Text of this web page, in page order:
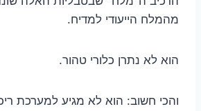
מהמלח הייעודי למדיח.
הוא לא נתרן כלורי טהור.
והכי חשוב: הוא לא מגיע למערכת